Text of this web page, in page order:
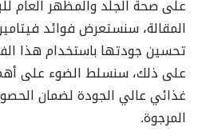
على صحة الجلد والمظهر العام
المقالة، سنستعرض فوائد
تحسين جودتها باستخدام هذا
على ذلك، سنسلط الضوء على
غذائي عالي الجودة لضمان
المرجوة.